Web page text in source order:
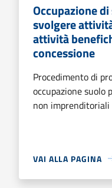
Occupazione
svolgere
attività
concessione
Procedimento di
occupazione suolo
non
VAI ALLA PAGINA